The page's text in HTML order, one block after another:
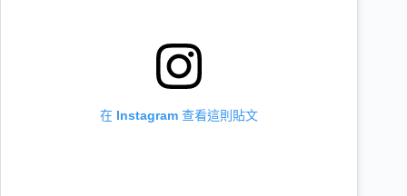
在 Instagram 查看這則貼文